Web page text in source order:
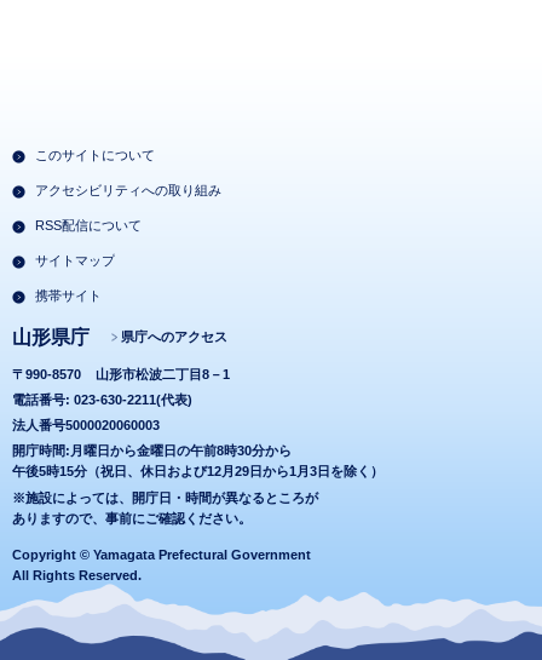
このサイトについて
アクセシビリティへの取り組み
RSS配信について
サイトマップ
携帯サイト
山形県庁 県庁へのアクセス
〒990-8570
山形市松波二丁目8－1
電話番号: 023-630-2211(代表)
法人番号5000020060003
開庁時間:月曜日から金曜日の午前8時30分から
午後5時15分（祝日、休日および12月29日から1月3日を除く）
※施設によっては、開庁日・時間が異なるところが
ありますので、事前にご確認ください。
Copyright © Yamagata Prefectural Government
All Rights Reserved.